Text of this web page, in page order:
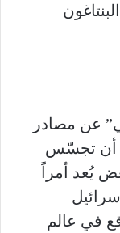
عن مصادر
أن تجسّس
يُعد أمراً
في عالم